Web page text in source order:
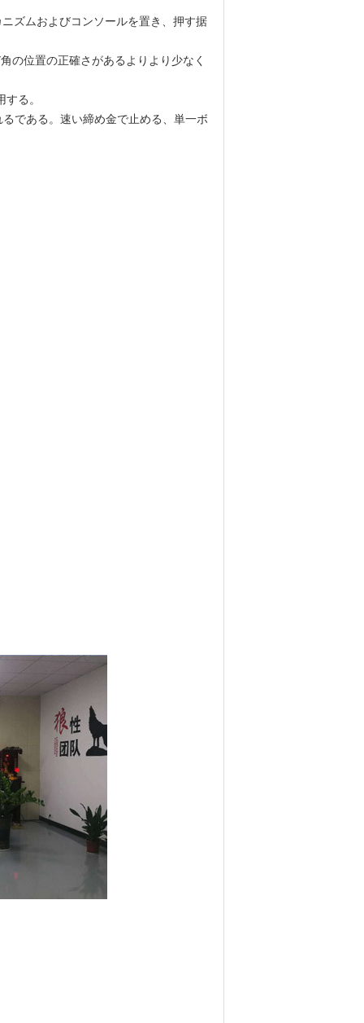
ズムおよびコンソールを置き、押す据
の位置の正確さがあるよりより少なく
る。
である。速い締め金で止める、単一ボ